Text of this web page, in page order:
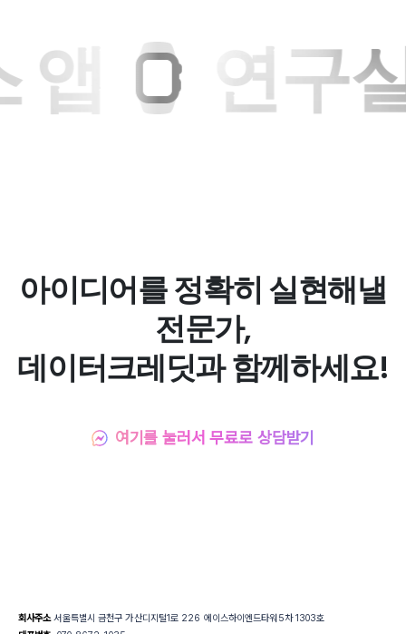
스 앱
연
아이디어를 정확히 실현해낼
전문가,
데이터크레딧과 함께하세요!
여기를 눌러서 무료로 상담받기
회사주소서울특별시 금천구 가산디지털1로 226 에이스하이엔드타워5차 1303호